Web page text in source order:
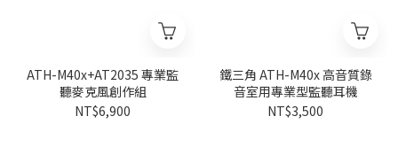
ATH-M40x+AT2035 專業監
聽麥克風創作組
NT$6,900
鐵三角 ATH-M40x 高音質錄
音室用專業型監聽耳機
NT$3,500